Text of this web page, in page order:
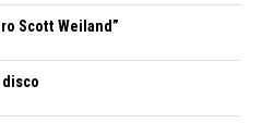
Scott Weiland”